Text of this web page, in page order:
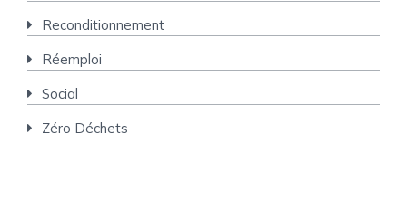
Reconditionnement
Réemploi
Social
Zéro Déchets